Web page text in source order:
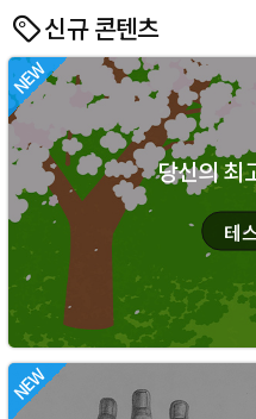
신규 콘텐츠
당신의 최